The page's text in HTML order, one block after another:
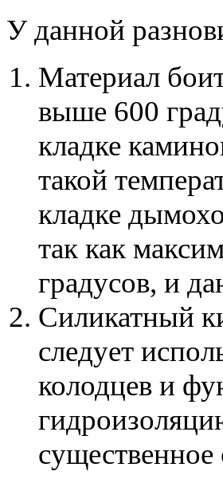
У данной
Материал
выше 600
кладке
такой
кладке
так как
градусов, и
Силикатный
следует
колодцев и